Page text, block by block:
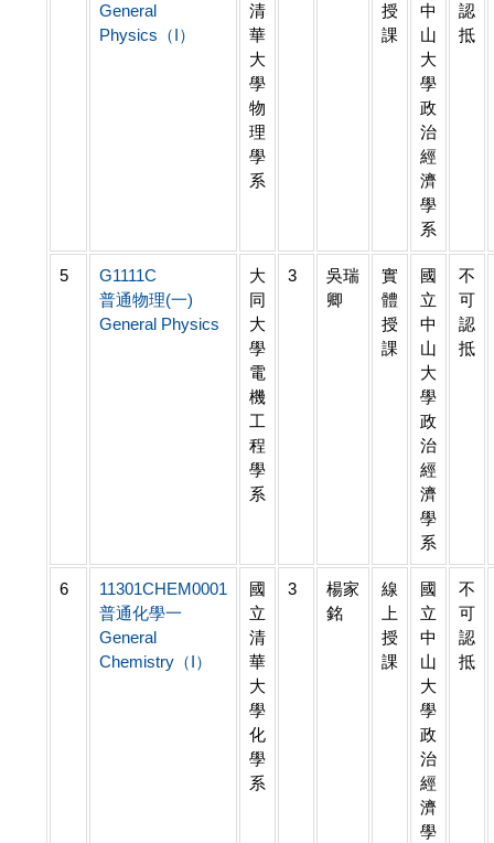
General
Physics（I）
清
華
大
學
物
理
學
系
授
課
中
山
大
學
政
治
經
濟
學
系
認
抵
5
G1111C
普通物理(一)
General Physics
大
同
大
學
電
機
工
程
學
系
3
吳瑞
卿
實
體
授
課
國
立
中
山
大
學
政
治
經
濟
學
系
不
可
認
抵
6
11301CHEM0001
普通化學一
General
Chemistry（I）
國
立
清
華
大
學
化
學
系
3
楊家
銘
線
上
授
課
國
立
中
山
大
學
政
治
經
濟
學
不
可
認
抵